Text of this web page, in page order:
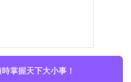
掌握天下大小事！